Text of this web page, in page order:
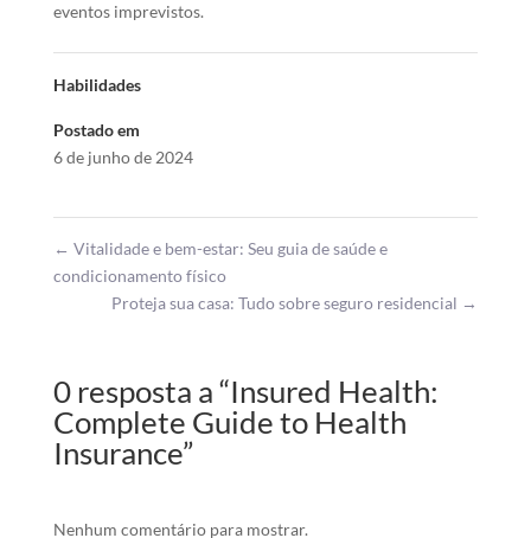
eventos imprevistos.
Habilidades
Postado em
6 de junho de 2024
← Vitalidade e bem-estar: Seu guia de saúde e
condicionamento físico
Proteja sua casa: Tudo sobre seguro residencial →
0 resposta a “Insured Health:
Complete Guide to Health
Insurance”
Nenhum comentário para mostrar.